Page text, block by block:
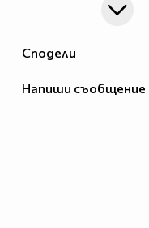
Сподели
Напиши съобщение